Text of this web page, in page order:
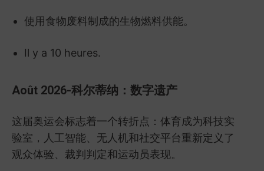
使用食物废料制成的生物燃料供能。
Il y a 10 heures.
Août 2026-科尔蒂纳：数字遗产
这届奥运会标志着一个转折点：体育成为科技实
验室，人工智能、无人机和社交平台重新定义了
观众体验、裁判判定和运动员表现。